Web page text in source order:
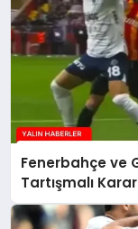
Fenerbahçe ve
Tartışmalı